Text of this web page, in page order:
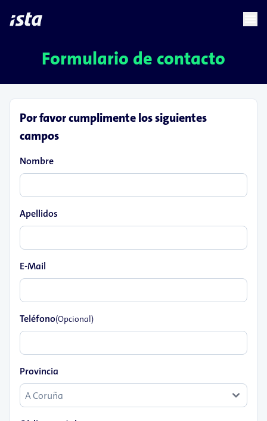
languagechevron_right
Formulario de contacto
Por favor cumplimente los siguientes
campos
Nombre
Apellidos
E-Mail
Teléfono(Opcional)
Provincia